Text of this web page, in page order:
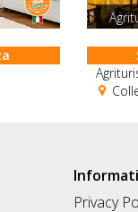
Privacy